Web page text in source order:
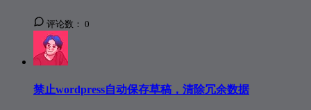
评论数： 0
禁止wordpress自动保存草稿，清除冗余数据